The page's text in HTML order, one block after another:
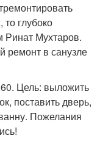
глубоко
Ринат Мухтаров.
ремонт в санузле
Цель: выложить
поставить дверь,
Пожелания